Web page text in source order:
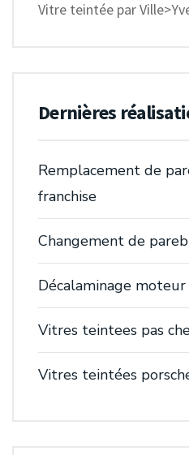
Vitre teintée par
Dernières
Remplacement de
franchise
Changement de
Décalaminage
Vitres teintees pas
Vitres teintées